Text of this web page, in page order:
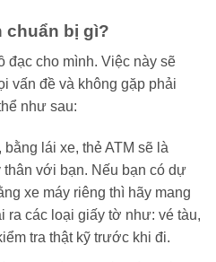
chuẩn bị gì?
đạc cho mình. Việc này sẽ
vấn đề và không gặp phải
như sau:
lái xe, thẻ ATM sẽ là
với bạn. Nếu bạn có dự
xe máy riêng thì hãy mang
ra các loại giấy tờ như: vé tàu,
tra thật kỹ trước khi đi.